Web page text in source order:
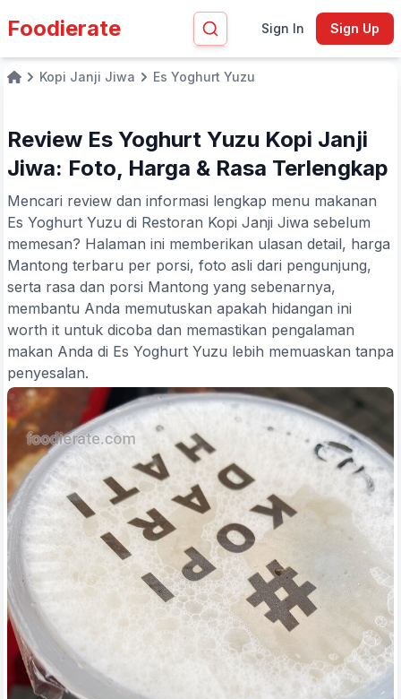
Foodierate Sign In Sign Up
HomeKopi Janji Jiwa Es Yoghurt Yuzu
Review Es Yoghurt Yuzu Kopi Janji
Jiwa: Foto, Harga & Rasa Terlengkap
Mencari review dan informasi lengkap menu makanan
Es Yoghurt Yuzu di Restoran Kopi Janji Jiwa sebelum
memesan? Halaman ini memberikan ulasan detail, harga
Mantong terbaru per porsi, foto asli dari pengunjung,
serta rasa dan porsi Mantong yang sebenarnya,
membantu Anda memutuskan apakah hidangan ini
worth it untuk dicoba dan memastikan pengalaman
makan Anda di Es Yoghurt Yuzu lebih memuaskan tanpa
penyesalan.